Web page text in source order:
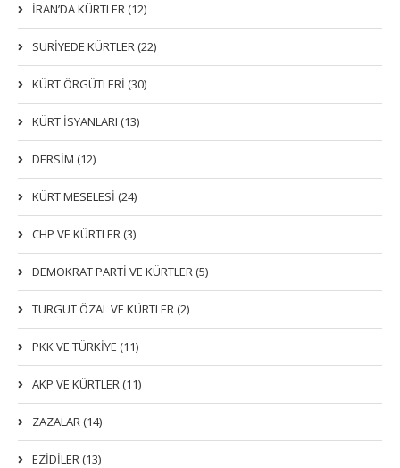
İRAN’DA KÜRTLER (12)
SURİYEDE KÜRTLER (22)
KÜRT ÖRGÜTLERİ (30)
KÜRT İSYANLARI (13)
DERSIM (12)
KÜRT MESELESİ (24)
CHP VE KÜRTLER (3)
DEMOKRAT PARTI VE KÜRTLER (5)
TURGUT ÖZAL VE KÜRTLER (2)
PKK VE TÜRKIYE (11)
AKP VE KÜRTLER (11)
ZAZALAR (14)
EZIDILER (13)